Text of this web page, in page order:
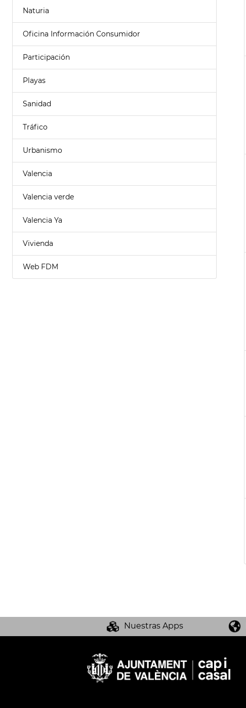
Naturia
Oficina Información Consumidor
Participación
Playas
Sanidad
Tráfico
Urbanismo
Valencia
Valencia verde
Valencia Ya
Vivienda
Web FDM
Nuestras Apps